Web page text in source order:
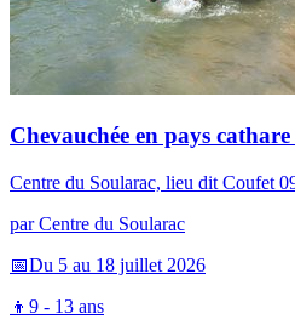
Chevauchée en pays
Centre du Soularac, lieu dit Coufet
parCentre du Soularac
📅Du 5 au 18 juillet 2026
👦 9 - 13 ans